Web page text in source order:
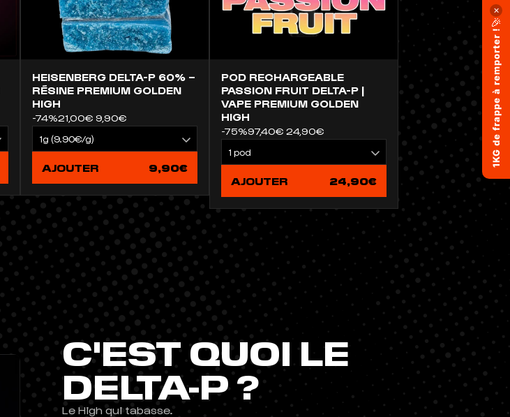
HEISENBERG DELTA-P 60% –
RÉSINE PREMIUM GOLDEN
HIGH
-74%21,00€ 9,90€
AJOUTER 9,90€
POD RECHARGEABLE
PASSION FRUIT DELTA-P |
VAPE PREMIUM GOLDEN
HIGH
-75%97,40€ 24,90€
AJOUTER 24,90€
C'EST QUOI LE
DELTA-P ?
Le High qui tabasse.
✕
🎉
1KG de frappe à remporter !